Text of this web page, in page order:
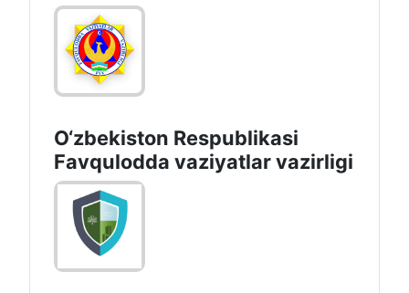
O‘zbеkistоn Rеspublikаsi
Favqulodda vaziyatlar vazirligi